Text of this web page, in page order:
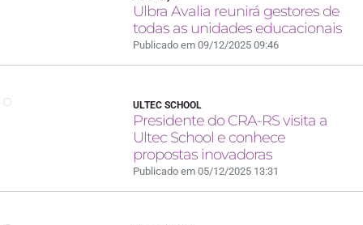
Ulbra Avalia reunirá gestores de
todas as unidades educacionais
Publicado em 09/12/2025 09:46
ULTEC SCHOOL
Presidente do CRA-RS visita a
Ultec School e conhece
propostas inovadoras
Publicado em 05/12/2025 13:31